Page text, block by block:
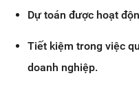
Dự toán được hoạt
Tiết kiệm trong việc
doanh nghiệp.